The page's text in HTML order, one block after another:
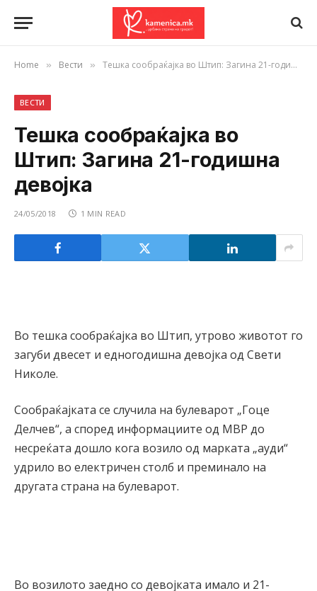
Home » Вести » Тешка сообраќајка во Штип: Загина 21-годишна девојка
ВЕСТИ
Тешка сообраќајка во
Штип: Загина 21-годишна
девојка
24/05/2018 1 MIN READ
Во тешка сообраќајка во Штип, утрово животот го
загуби двесет и едногодишна девојка од Свети
Николе.
Сообраќајката се случила на булеварот „Гоце
Делчев“, а според информациите од МВР до
несреќата дошло кога возило од марката „ауди“
удрило во електричен столб и преминало на
другата страна на булеварот.
Во возилото заедно со девојката имало и 21-